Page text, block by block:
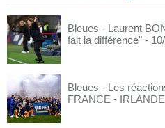
Bleues - Laurent
fait la différence" -
Bleues - Les
FRANCE - IRLANDE